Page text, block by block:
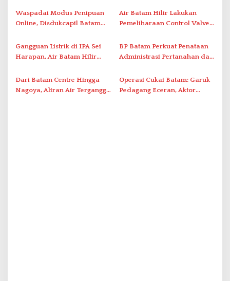
o
Simpang Dam
Waspadai Modus Penipuan
Online, Disdukcapil Batam
Tatap Muka
Air Batam Hilir Lakukan
Pemeliharaan Control Valve,
Gangguan Listrik di IPA Sei
Harapan, Air Batam Hilir
Pasokan Air
BP Batam Perkuat Penataan
Administrasi Pertanahan dan
Dari Batam Centre Hingga
Nagoya, Aliran Air Terganggu
Operasi Cukai Batam: Garuk
Pedagang Eceran, Aktor